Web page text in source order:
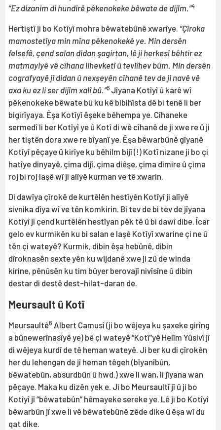
“Ez dizanim di hundirê pêkenokeke bêwate de dijîm.”4
Hertiştî ji bo Kotîyî mohra bêwatebûnê xwarîye. “Çîroka
mamostetîya min mîna pêkenokekê ye. Min dersên
felsefê, çend salan didan şagirtan, lê ji herkesî bêhtir ez
matmayiyê vê cîhana lihevketî û tevlîhev bûm. Min dersên
cografyayê jî didan û nexşeyên cîhanê tev de ji navê vê
axa ku ez li ser dijîm xalî bû.”5 Jîyana Kotîyî û karê wî
pêkenokeke bêwate bû ku kê bibihîsta dê bi tenê li ber
bigirîyaya. Êşa Kotîyî êşeke bêhempa ye. Cîhaneke
sermedî li ber Kotîyî ye û Kotî di wê cîhanê de ji xwe re û ji
her tiştên dora xwe re bîyanî ye. Êşa bêwarbûnê gîyanê
Kotîyî pêçaye û kirîye ku bêhilm bijî (!) Kotî nizane ji bo çi
hatîye dinyayê, çima dijî, çima diêşe, çima dimire û çima
roj bi roj laşê wî ji alîyê kurman ve tê xwarin.
Di dawîya çîrokê de kurtêlên hestîyên Kotîyî ji alîyê
sivnika dîya wî ve tên komkirin. Bi tev de bi tev de jîyana
Kotîyî ji çend kurtêlên hestîyan pêk tê û bi dawî dibe. Îcar
gelo ev kurmikên ku bi salan e laşê Kotîyî xwarine çi ne û
tên çi wateyê? Kurmik, dibin êşa hebûnê, dibin
dîroknasên sexte yên ku wijdanê xwe ji zû de winda
kirine, pênûsên ku tim bûyer berovajî nivîsîne û dibin
destar di destê dest-hilat-daran de.
Meursault û Kotî
Meursaultê6 Albert Camusî (ji bo wêjeya ku şaxeke girîng
a bûnewerînasîyê ye) bê çi wateyê “Kotî”yê Helîm Yûsivî jî
di wêjeya kurdî de tê heman wateyê. Ji ber ku di çîrokên
her du lehengan de jî heman têgeh (bîyanîbûn,
bêwatebûn, absurdbûn û hwd.) xwe li wan, li jîyana wan
pêçaye. Maka ku dizên yek e. Ji bo Meursaultî jî û ji bo
Kotîyî jî “bêwatebûn” hêmayeke sereke ye. Lê ji bo Kotîyî
bêwarbûn jî xwe li vê bêwatebûnê zêde dike û êşa wî du
qat dike.